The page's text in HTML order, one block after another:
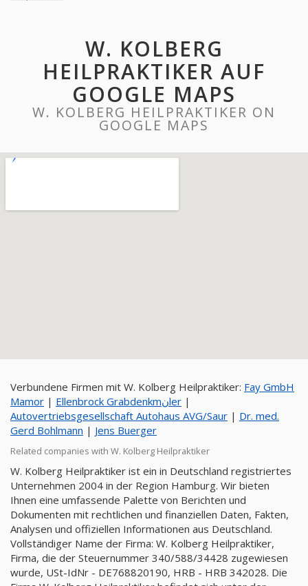
W. KOLBERG
HEILPRAKTIKER AUF
GOOGLE MAPS
W. KOLBERG HEILPRAKTIKER ON
GOOGLE MAPS
Verbundene Firmen mit W. Kolberg Heilpraktiker: Fay GmbH
Mamor | Ellenbrock Grabdenkmنler |
Autovertriebsgesellschaft Autohaus AVG/Saur | Dr. med.
Gerd Bohlmann | Jens Buerger
Related companies with W. Kolberg Heilpraktiker
W. Kolberg Heilpraktiker ist ein in Deutschland registriertes
Unternehmen 2004 in der Region Hamburg. Wir bieten
Ihnen eine umfassende Palette von Berichten und
Dokumenten mit rechtlichen und finanziellen Daten, Fakten,
Analysen und offiziellen Informationen aus Deutschland.
Vollständiger Name der Firma: W. Kolberg Heilpraktiker,
Firma, die der Steuernummer 340/588/34428 zugewiesen
wurde, USt-IdNr - DE768820190, HRB - HRB 342028. Die